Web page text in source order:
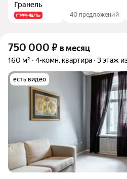
Гранель
40 предложений
750 000 ₽ в месяц
160 м² 4-комн. квартира 3 этаж
есть видео